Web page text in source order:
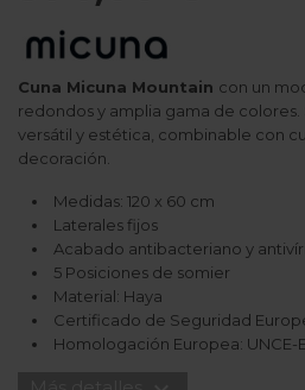
Cuna Micuna Mountain con un
redondos y amplia gama de colores.
versátil y estética, combinable con
decoración.
Medidas: 120 x 60 cm
Laterales fijos
Acabado antibacteriano y
5 Posiciones de somier
Material: Haya
Certificado de Seguridad
Homologación Europea: UNCE-